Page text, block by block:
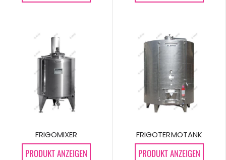
FRIGOMIXER
PRODUKT ANZEIGEN
FRIGOTERMOTANK
PRODUKT ANZEIGEN